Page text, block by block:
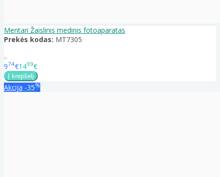
Mentari Žaislinis medinis fotoaparatas
Prekės kodas: MT7305
..
974€1499€
Akcija -35%